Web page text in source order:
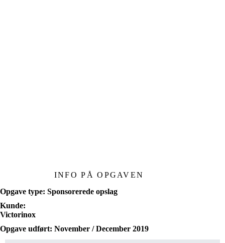
INFO PÅ OPGAVEN
Opgave type: Sponsorerede opslag
Kunde:
Victorinox
Opgave udført: November / December 2019